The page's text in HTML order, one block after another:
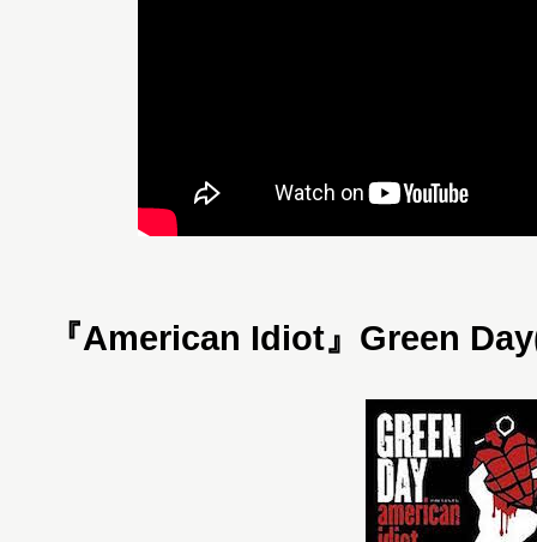
『American Idiot』Green